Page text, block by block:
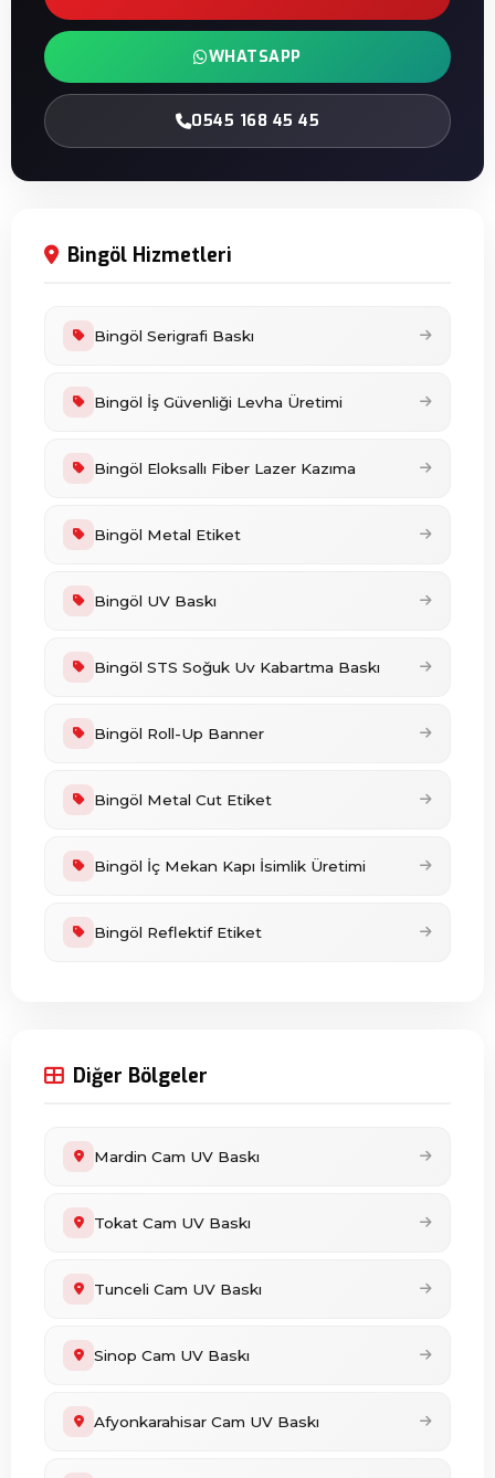
WHATSAPP
0545 168 45 45
Bingöl Hizmetleri
Bingöl Serigrafi Baskı
Bingöl İş Güvenliği Levha Üretimi
Bingöl Eloksallı Fiber Lazer Kazıma
Bingöl Metal Etiket
Bingöl UV Baskı
Bingöl STS Soğuk Uv Kabartma Baskı
Bingöl Roll-Up Banner
Bingöl Metal Cut Etiket
Bingöl İç Mekan Kapı İsimlik Üretimi
Bingöl Reflektif Etiket
Diğer Bölgeler
Mardin Cam UV Baskı
Tokat Cam UV Baskı
Tunceli Cam UV Baskı
Sinop Cam UV Baskı
Afyonkarahisar Cam UV Baskı